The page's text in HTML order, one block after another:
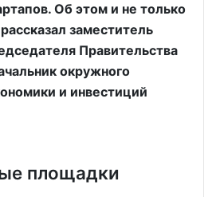
Об этом и не только
заместитель
Правительства
окружного
и инвестиций
площадки